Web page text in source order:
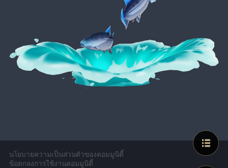
นโยบายความเป็นส่วนตัวของคอมมูนิตี้
ข้อตกลงการใช้งานคอมมูนิตี้